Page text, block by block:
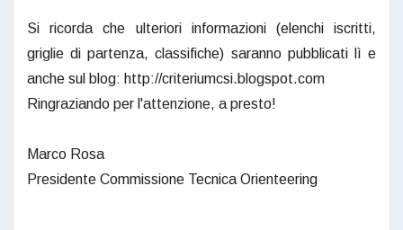
Si ricorda che ulteriori informazioni (elenchi iscritti,
griglie di partenza, classifiche) saranno pubblicati lì e
anche sul blog: http://criteriumcsi.blogspot.com
Ringraziando per l'attenzione, a presto!
Marco Rosa
Presidente Commissione Tecnica Orienteering